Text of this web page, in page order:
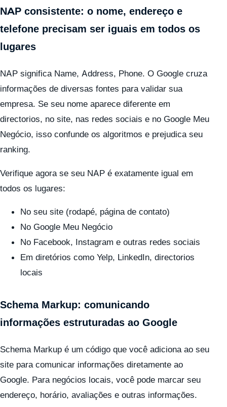
NAP consistente: o nome, endereço e
telefone precisam ser iguais em todos os
lugares
NAP significa Name, Address, Phone. O Google cruza
informações de diversas fontes para validar sua
empresa. Se seu nome aparece diferente em
directorios, no site, nas redes sociais e no Google Meu
Negócio, isso confunde os algoritmos e prejudica seu
ranking.
Verifique agora se seu NAP é exatamente igual em
todos os lugares:
No seu site (rodapé, página de contato)
No Google Meu Negócio
No Facebook, Instagram e outras redes sociais
Em diretórios como Yelp, LinkedIn, directorios
locais
Schema Markup: comunicando
informações estruturadas ao Google
Schema Markup é um código que você adiciona ao seu
site para comunicar informações diretamente ao
Google. Para negócios locais, você pode marcar seu
endereço, horário, avaliações e outras informações.